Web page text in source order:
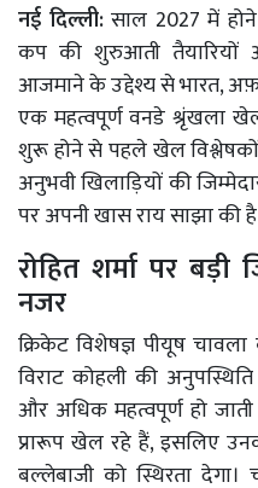
नई दिल्ली:साल 2027 में
कप की शुरुआती
आजमाने के उद्देश्य से भारत,
एक महत्वपूर्ण वनडे श्रृंखला
शुरू होने से पहले खेल
अनुभवी खिलाड़ियों की
पर अपनी खास राय साझा की
रोहित शर्मा पर बड़ी
नजर
क्रिकेट विशेषज्ञ पीयूष
विराट कोहली की
और अधिक महत्वपूर्ण हो
प्रारूप खेल रहे हैं, इसलिए
बल्लेबाजी को स्थिरता